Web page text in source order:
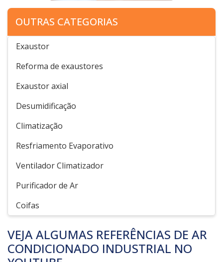
OUTRAS CATEGORIAS
Exaustor
Reforma de exaustores
Exaustor axial
Desumidificação
Climatização
Resfriamento Evaporativo
Ventilador Climatizador
Purificador de Ar
Coifas
VEJA ALGUMAS REFERÊNCIAS DE AR
CONDICIONADO INDUSTRIAL NO